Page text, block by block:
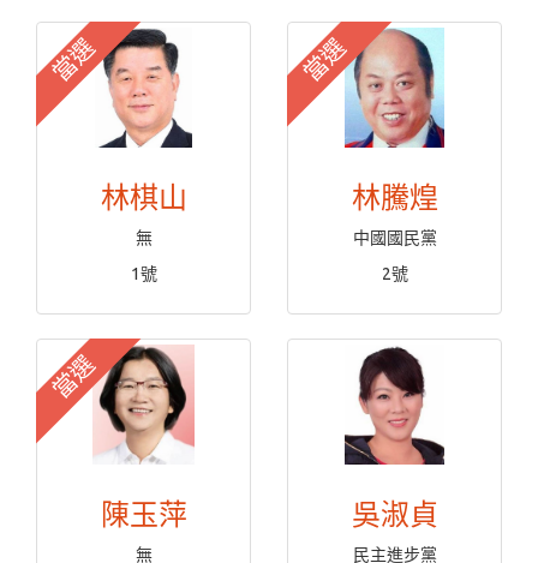
當選
林棋山
無
1號
當選
林騰煌
中國國民黨
2號
當選
陳玉萍
無
吳淑貞
民主進步黨